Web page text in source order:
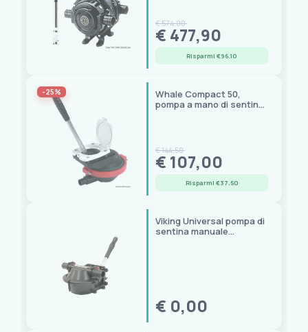
€ 574,00
€ 477,90
Risparmi €96.10
-25%
Whale Compact 50,
pompa a mano di sentina
€ 144,50
€ 107,00
Risparmi €37.50
Viking Universal pompa di
sentina manuale
€ 0,00